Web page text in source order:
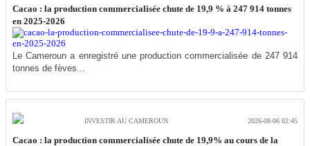
Cacao : la production commercialisée chute de 19,9 % à 247 914 tonnes
en 2025-2026
Le Cameroun a enregistré une production commercialisée de 247 914
tonnes de fèves...
INVESTIR AU CAMEROUN 2026-08-06 02:45
Cacao : la production commercialisée chute de 19,9% au cours de la